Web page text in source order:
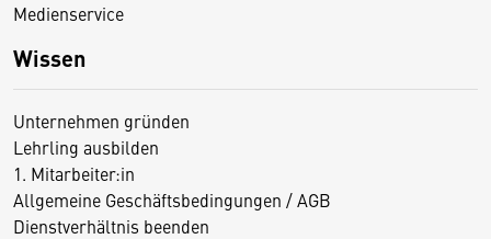
Medienservice
Wissen
Unternehmen gründen
Lehrling ausbilden
1. Mitarbeiter:in
Allgemeine Geschäftsbedingungen / AGB
Dienstverhältnis beenden